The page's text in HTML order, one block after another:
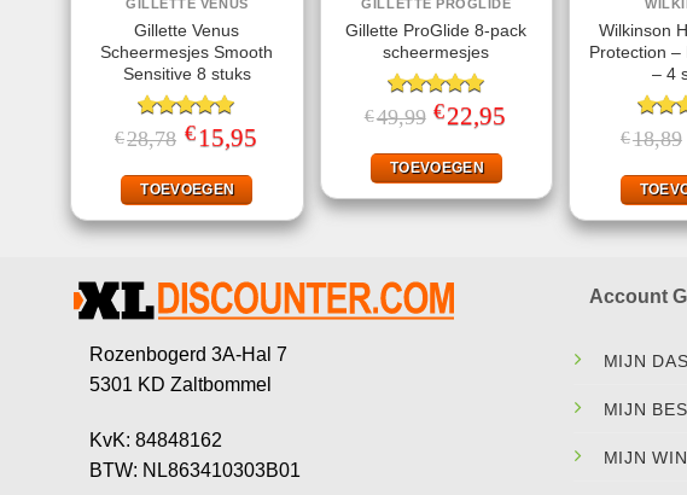
GILLETTE VENUS
Gillette Venus
Scheermesjes Smooth
Sensitive 8 stuks
Gewaardeerd
5.00uit 5
€28,78 Oorspronkelijke
prijs
€28,78.
€ 15,95prijs
TOEVOEGEN
GILLETTE PROGLIDE
Gillette ProGlide 8-pack
scheermesjes
Gewaardeerd
5.00uit 5
€49,99 Oorspronkelijke
prijs
€49,99.
€22,95
TOEVOEGEN
Wilkinson
Protection –
– 4
4.67
€18,89
Rozenbogerd 3A-Hal 7
5301 KD Zaltbommel
KvK: 84848162
BTW: NL863410303B01
Account
MIJN
MIJN
MIJN